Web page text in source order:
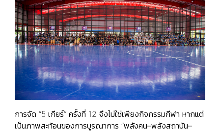
การจัด “5 เกียร์” ครั้งที่ 12 จึงไม่ใช่เพียงกิจกรรมกีฬา หากแต่
เป็นภาพสะท้อนของการบูรณาการ “พลังคน–พลังสถาบัน–